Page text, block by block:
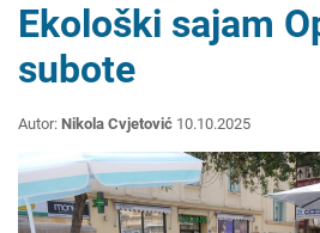
Ekološki sajam
subote
Autor: Nikola Cvjetović 10.10.2025